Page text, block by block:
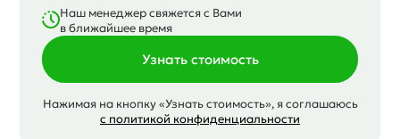
Наш менеджер свяжется с Вами
в ближайшее время
Узнать стоимость
Нажимая на кнопку «Узнать стоимость», я соглашаюсь
с политикой конфиденциальности